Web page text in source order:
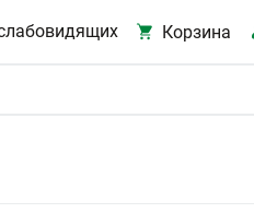
Корзина